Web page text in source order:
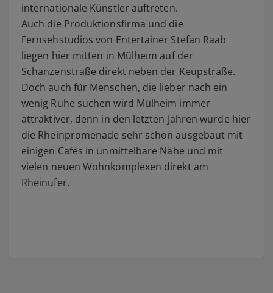
internationale Künstler auftreten.
Auch die Produktionsfirma und die
Fernsehstudios von Entertainer Stefan Raab
liegen hier mitten in Mülheim auf der
Schanzenstraße direkt neben der Keupstraße.
Doch auch für Menschen, die lieber nach ein
wenig Ruhe suchen wird Mülheim immer
attraktiver, denn in den letzten Jahren wurde hier
die Rheinpromenade sehr schön ausgebaut mit
einigen Cafés in unmittelbare Nähe und mit
vielen neuen Wohnkomplexen direkt am
Rheinufer.